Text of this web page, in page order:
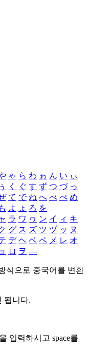
ゃ ら わ ゎ ん い ぃ
ぅ く ぐ す ず つ づ っ
て で ね へ べ ぺ め
も よ ょ ろ を
ラ ワ ヮ ン イ ィ キ
グ ス ズ ツ ヅ ッ ヌ
デ ヘ ベ ペ メ レ オ
ョ ロ ヲ ―
식으로 중국어를 변환
됩니다.
을 입력하시고 space를